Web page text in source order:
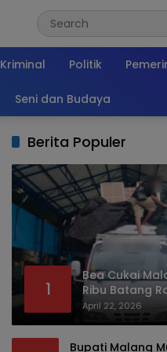
Kriminal Politik
Seni dan Budaya
Berita Populer
1
Bea Cukai
Ribu Batang
Bermodus
April 22, 2026
Bupati Malang